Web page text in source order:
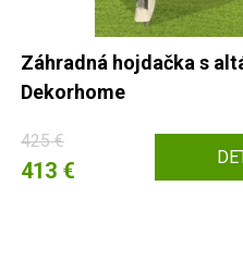
Záhradná hojdačka s
Dekorhome
425 €
413 €